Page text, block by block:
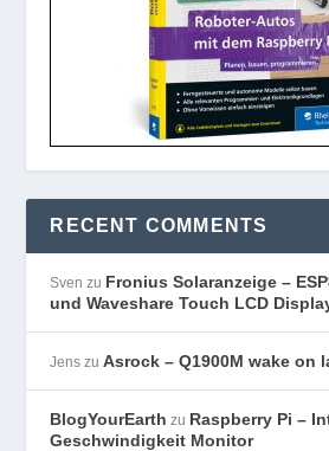
RECENT COMMENTS
Sven zu Fronius Solaranzeige –
und Waveshare Touch LCD
Jens zuAsrock – Q1900M wake on
BlogYourEarth zu Raspberry Pi –
Geschwindigkeit Monitor